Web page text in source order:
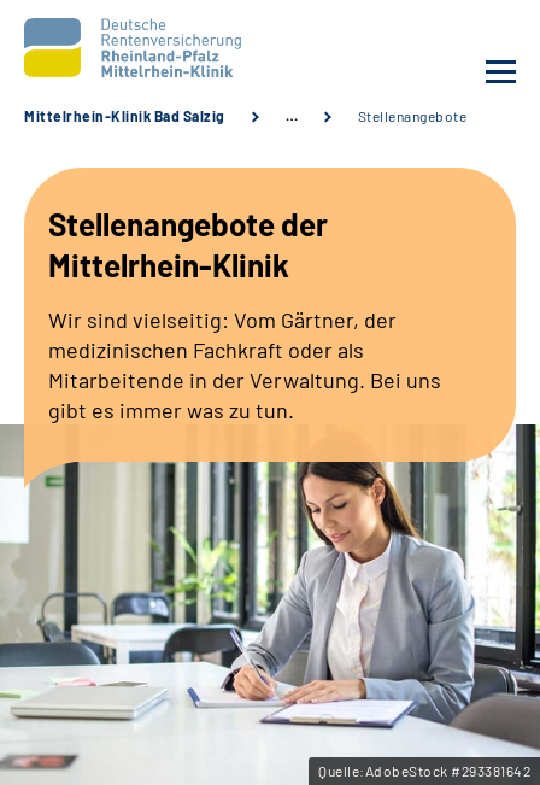
Unsere Angebote
Karriere
Zuweisende &
Leichte Sprache
Gebärdensprache
Mittelrhein-Klinik Bad Salzig … Stellenangebote
Stellenangebote der
Mittelrhein-Klinik
Wir sind vielseitig: Vom Gärtner, der
medizinischen Fachkraft oder als
Mitarbeitende in der Verwaltung. Bei uns
gibt es immer was zu tun.
Quelle:AdobeStock #293381642